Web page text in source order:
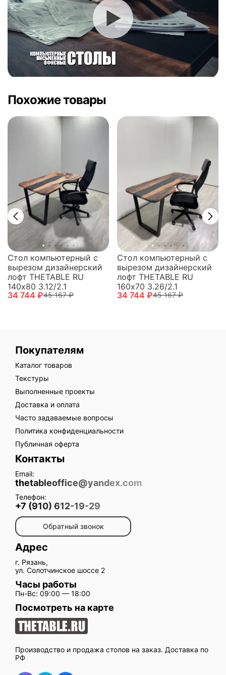
Похожие товары
Стол компьютерный с
вырезом дизайнерский
лофт THETABLE RU
140х80 3.12/2.1
34 744 ₽45 167 ₽
Стол компьютерный с
вырезом дизайнерский
лофт THETABLE RU
160х70 3.26/2.1
34 744 ₽45 167 ₽
Производство и продажа столов на заказ. Доставка по
РФ
Покупателям
Каталог товаров
Текстуры
Выполненные проекты
Доставка и оплата
Часто задаваемые вопросы
Политика конфиденциальности
Публичная оферта
Контакты
Email:
thetableoffice@yandex.com
Телефон:
+7 (910) 612-19-29
Обратный звонок
Адрес
г. Рязань,
ул. Солотчинское шоссе 2
Часы работы
Пн-Вс: 09:00 — 18:00
Посмотреть на карте